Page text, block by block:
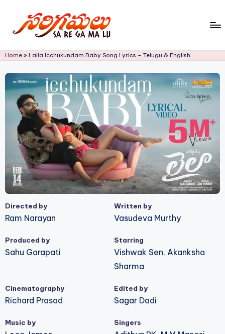
a
R
e
G
a
M
a
L
u!
Home » Laila Icchukundam Baby Song Lyrics – Telugu & English
Directed by
Ram Narayan
Written by
Vasudeva Murthy
Produced by
Sahu Garapati
Starring
Vishwak Sen, Akanksha
Sharma
Cinematography
Richard Prasad
Edited by
Sagar Dadi
Music by Singers